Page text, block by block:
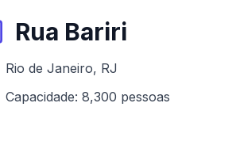
Rua Bariri
Rio de Janeiro, RJ
Capacidade: 8,300 pessoas